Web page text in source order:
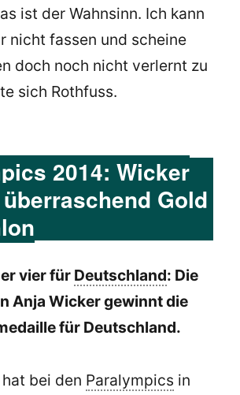
ist der Wahnsinn. Ich kann
nicht fassen und scheine
doch noch nicht verlernt zu
sich Rothfuss.
2014: Wicker
Gold
vier für Deutschland: Die
Anja Wicker gewinnt die
für Deutschland.
bei den Paralympics in